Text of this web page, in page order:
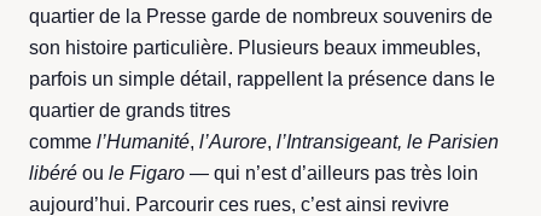
quartier de la Presse garde de nombreux souvenirs de
son histoire particulière. Plusieurs beaux immeubles,
parfois un simple détail, rappellent la présence dans le
quartier de grands titres
comme l’Humanité, l’Aurore, l’Intransigeant, le Parisien
libéré ou le Figaro — qui n’est d’ailleurs pas très loin
aujourd’hui. Parcourir ces rues, c’est ainsi revivre